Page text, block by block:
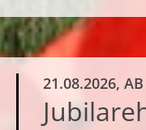
21.08.2026,